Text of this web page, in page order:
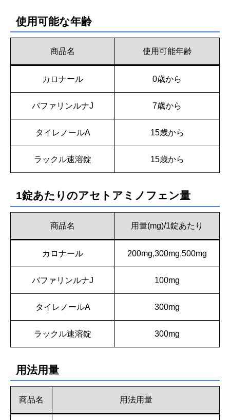
使用可能な年齢
商品名 使用可能年齢
カロナール 0歳から
バファリンルナJ 7歳から
タイレノールA 15歳から
ラックル速溶錠 15歳から
1錠あたりのアセトアミノフェン量
商品名 用量(mg)/1錠あたり
カロナール 200mg,300mg,500mg
バファリンルナJ 100mg
タイレノールA 300mg
ラックル速溶錠 300mg
用法用量
商品名 用法用量